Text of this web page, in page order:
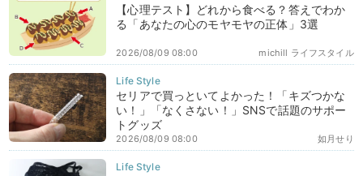
【心理テスト】どれから食べる？答えでわか
る「あなたの心のモヤモヤの正体」3選
michill ライフスタイル
2026/08/09 08:00
セリアで買っといてよかった！「キズつかな
い！」「なくさない！」SNSで話題のサポー
トグッズ
如月せり
2026/08/09 08:00